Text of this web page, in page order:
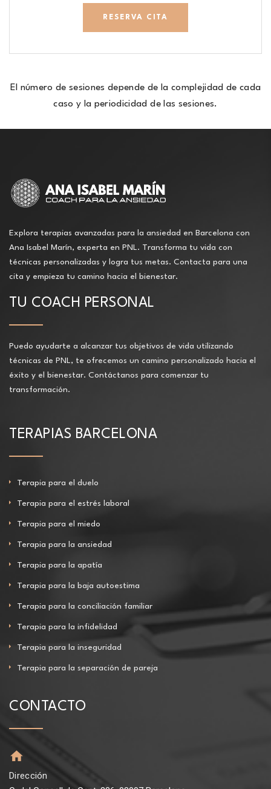
RESERVA CITA
El número de sesiones depende de la complejidad de cada
caso y la periodicidad de las sesiones.
Explora terapias avanzadas para la ansiedad en Barcelona con
Ana Isabel Marín, experta en PNL. Transforma tu vida con
técnicas personalizadas y logra tus metas. Contacta para una
cita y empieza tu camino hacia el bienestar.
TU COACH PERSONAL
Puedo ayudarte a alcanzar tus objetivos de vida utilizando
técnicas de PNL, te ofrecemos un camino personalizado hacia el
éxito y el bienestar. Contáctanos para comenzar tu
transformación.
TERAPIAS BARCELONA
Terapia para el duelo
Terapia para el estrés laboral
Terapia para el miedo
Terapia para la ansiedad
Terapia para la apatía
Terapia para la baja autoestima
Terapia para la conciliación familiar
Terapia para la infidelidad
Terapia para la inseguridad
Terapia para la separación de pareja
CONTACTO
Dirección